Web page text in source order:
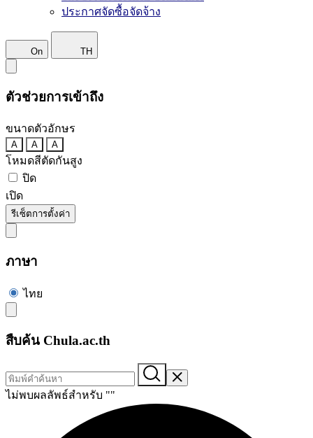
ประกาศจัดซื้อจัดจ้าง
On TH
ตัวช่วยการเข้าถึง
ขนาดตัวอักษร
A A A
โหมดสีตัดกันสูง
ปิด
เปิด
รีเซ็ตการตั้งค่า
ภาษา
ไทย
สืบค้น Chula.ac.th
ไม่พบผลลัพธ์สำหรับ ""